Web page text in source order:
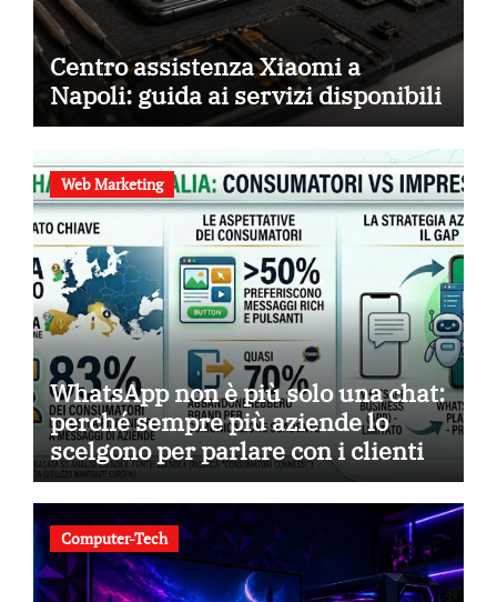
Centro assistenza Xiaomi a
Napoli: guida ai servizi disponibili
Web Marketing
WhatsApp non è più solo una chat:
perché sempre più aziende lo
scelgono per parlare con i clienti
Computer-Tech